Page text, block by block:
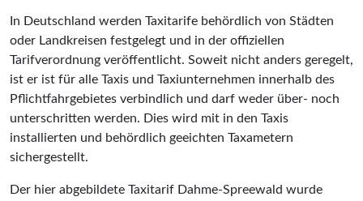
In Deutschland werden Taxitarife behördlich von Städten
oder Landkreisen festgelegt und in der offiziellen
Tarifverordnung veröffentlicht. Soweit nicht anders geregelt,
ist er ist für alle Taxis und Taxiunternehmen innerhalb des
Pflichtfahrgebietes verbindlich und darf weder über- noch
unterschritten werden. Dies wird mit in den Taxis
installierten und behördlich geeichten Taxametern
sichergestellt.
Der hier abgebildete Taxitarif Dahme-Spreewald wurde